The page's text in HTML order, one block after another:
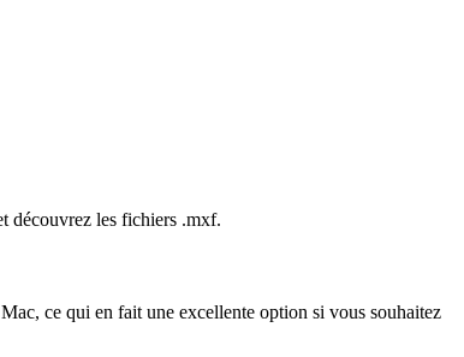
découvrez les fichiers .mxf.
ce qui en fait une excellente option si vous souhaitez